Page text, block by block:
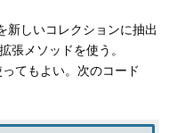
しいコレクションに抽出
張メソッドを使う。
てもよい。次のコード